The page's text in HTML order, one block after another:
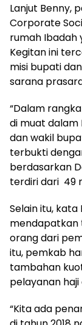
Lanjut Benny,
Corporate
rumah Ibadah
Kegitan ini
misi bupati
sarana
“Dalam
di muat dalam
dan wakil
terbukti
berdasarkan
terdiri dari 49
Selain itu,
mendapatkan
orang dari
itu, pemkab
tambahan
pelayanan haji
“Kita ada